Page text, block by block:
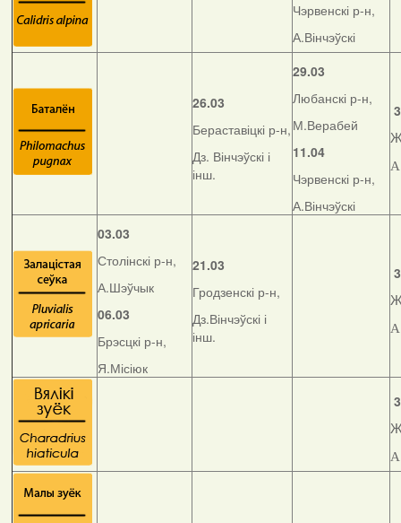
Чэрвенскі р-н,
А.Вінчэўскі
26.03
Бераставіцкі р-н,
Дз. Вінчэўскі і
інш.
29.03
Любанскі р-н,
М.Верабей
11.04
Чэрвенскі р-н,
А.Вінчэўскі
03.03
Столінскі р-н,
А.Шэўчык
06.03
Брэсцкі р-н,
Я.Місіюк
21.03
Гродзенскі р-н,
Дз.Вінчэўскі і
інш.